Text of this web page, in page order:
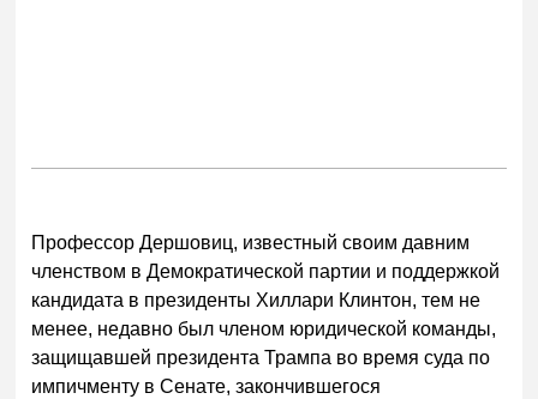
Профессор Дершовиц, известный своим давним
членством в Демократической партии и поддержкой
кандидата в президенты Хиллари Клинтон, тем не
менее, недавно был членом юридической команды,
защищавшей президента Трампа во время суда по
импичменту в Сенате, закончившегося